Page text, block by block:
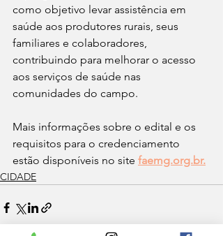
como objetivo levar assistência em
saúde aos produtores rurais, seus
familiares e colaboradores,
contribuindo para melhorar o acesso
aos serviços de saúde nas
comunidades do campo.
Mais informações sobre o edital e os
requisitos para o credenciamento
estão disponíveis no site faemg.org.br.
CIDADE